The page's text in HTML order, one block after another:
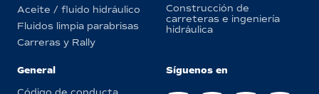
Aceite / fluido hidráulico
Fluidos limpia parabrisas
Carreras y Rally
Construcción de
carreteras e ingeniería
hidráulica
General
Síguenos en